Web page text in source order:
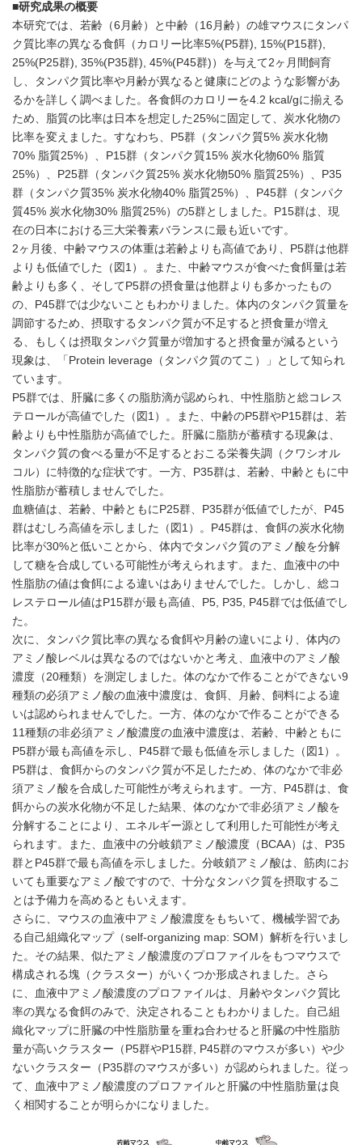
■研究成果の概要
本研究では、若齢（6月齢）と中齢（16月齢）の雄マウスにタンパ
ク質比率の異なる食餌（カロリー比率5%(P5群), 15%(P15群),
25%(P25群), 35%(P35群), 45%(P45群)）を与えて2ヶ月間飼育
し、タンパク質比率や月齢が異なると健康にどのような影響があ
るかを詳しく調べました。各食餌のカロリーを4.2 kcal/gに揃える
ため、脂質の比率は日本を想定した25%に固定して、炭水化物の
比率を変えました。すなわち、P5群（タンパク質5% 炭水化物
70% 脂質25%）、P15群（タンパク質15% 炭水化物60% 脂質
25%）、P25群（タンパク質25% 炭水化物50% 脂質25%）、P35
群（タンパク質35% 炭水化物40% 脂質25%）、P45群（タンパク
質45% 炭水化物30% 脂質25%）の5群としました。P15群は、現
在の日本における三大栄養素バランスに最も近いです。
2ヶ月後、中齢マウスの体重は若齢よりも高値であり、P5群は他群
よりも低値でした（図1）。また、中齢マウスが食べた食餌量は若
齢よりも多く、そしてP5群の摂食量は他群よりも多かったもの
の、P45群では少ないこともわかりました。体内のタンパク質量を
調節するため、摂取するタンパク質が不足すると摂食量が増え
る、もしくは摂取タンパク質量が増加すると摂食量が減るという
現象は、「Protein leverage（タンパク質のてこ）」として知られ
ています。
P5群では、肝臓に多くの脂肪滴が認められ、中性脂肪と総コレス
テロールが高値でした（図1）。また、中齢のP5群やP15群は、若
齢よりも中性脂肪が高値でした。肝臓に脂肪が蓄積する現象は、
タンパク質の食べる量が不足するとおこる栄養失調（クワシオル
コル）に特徴的な症状です。一方、P35群は、若齢、中齢ともに中
性脂肪が蓄積しませんでした。
血糖値は、若齢、中齢ともにP25群、P35群が低値でしたが、P45
群はむしろ高値を示しました（図1）。P45群は、食餌の炭水化物
比率が30%と低いことから、体内でタンパク質のアミノ酸を分解
して糖を合成している可能性が考えられます。また、血液中の中
性脂肪の値は食餌による違いはありませんでした。しかし、総コ
レステロール値はP15群が最も高値、P5, P35, P45群では低値でし
た。
次に、タンパク質比率の異なる食餌や月齢の違いにより、体内の
アミノ酸レベルは異なるのではないかと考え、血液中のアミノ酸
濃度（20種類）を測定しました。体のなかで作ることができない9
種類の必須アミノ酸の血液中濃度は、食餌、月齢、飼料による違
いは認められませんでした。一方、体のなかで作ることができる
11種類の非必須アミノ酸濃度の血液中濃度は、若齢、中齢ともに
P5群が最も高値を示し、P45群で最も低値を示しました（図1）。
P5群は、食餌からのタンパク質が不足したため、体のなかで非必
須アミノ酸を合成した可能性が考えられます。一方、P45群は、食
餌からの炭水化物が不足した結果、体のなかで非必須アミノ酸を
分解することにより、エネルギー源として利用した可能性が考え
られます。また、血液中の分岐鎖アミノ酸濃度（BCAA）は、P35
群とP45群で最も高値を示しました。分岐鎖アミノ酸は、筋肉にお
いても重要なアミノ酸ですので、十分なタンパク質を摂取するこ
とは予備力を高めるともいえます。
さらに、マウスの血液中アミノ酸濃度をもちいて、機械学習であ
る自己組織化マップ（self-organizing map: SOM）解析を行いまし
た。その結果、似たアミノ酸濃度のプロファイルをもつマウスで
構成される塊（クラスター）がいくつか形成されました。さら
に、血液中アミノ酸濃度のプロファイルは、月齢やタンパク質比
率の異なる食餌のみで、決定されることもわかりました。自己組
織化マップに肝臓の中性脂肪量を重ね合わせると肝臓の中性脂肪
量が高いクラスター（P5群やP15群, P45群のマウスが多い）や少
ないクラスター（P35群のマウスが多い）が認められました。従っ
て、血液中アミノ酸濃度のプロファイルと肝臓の中性脂肪量は良
く相関することが明らかになりました。